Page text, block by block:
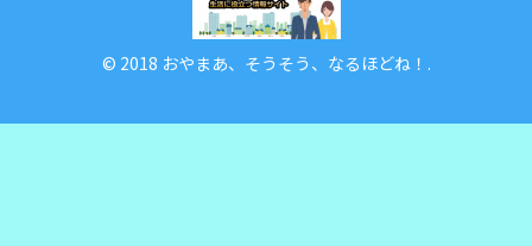
© 2018 おやまあ、そうそう、なるほどね！.